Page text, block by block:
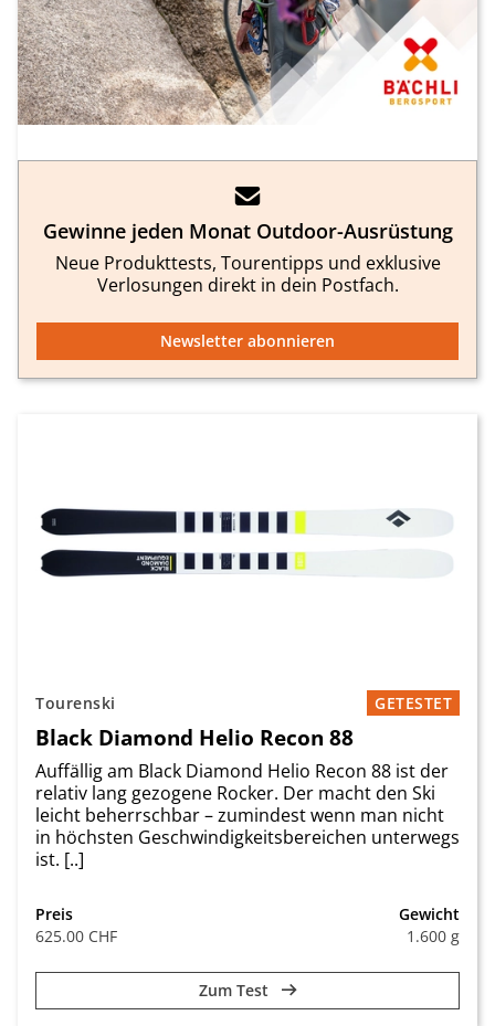
Gewinne jeden Monat Outdoor-Ausrüstung
Neue Produkttests, Tourentipps und exklusive
Verlosungen direkt in dein Postfach.
Newsletter abonnieren
Tourenski GETESTET
Black Diamond Helio Recon 88
Auffällig am Black Diamond Helio Recon 88 ist der
relativ lang gezogene Rocker. Der macht den Ski
leicht beherrschbar – zumindest wenn man nicht
in höchsten Geschwindigkeitsbereichen unterwegs
ist. [..]
Preis
625.00 CHF
Gewicht
1.600 g
Zum Test